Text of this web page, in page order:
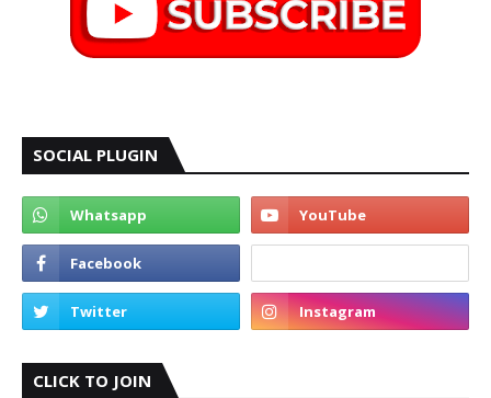
SOCIAL PLUGIN
CLICK TO JOIN